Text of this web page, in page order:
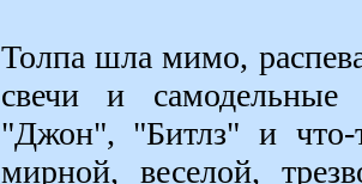
Толпа шла мимо,
свечи и
"Джон", "Битлз" и
мирной, веселой,